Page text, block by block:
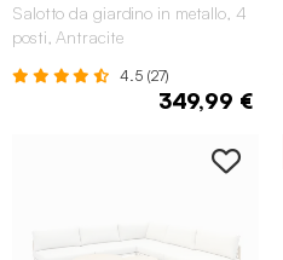
Salotto da giardino in metallo, 4
posti, Antracite
4.5 (27)
349,99 €